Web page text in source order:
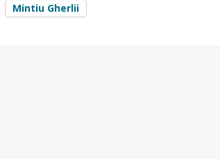
Mintiu Gherlii